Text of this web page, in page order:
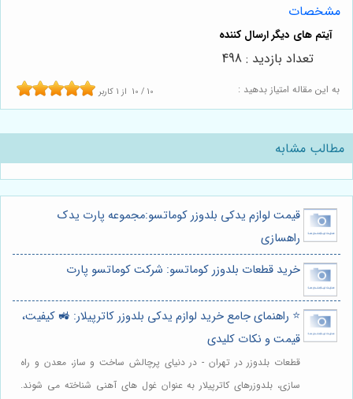
مشخصات
به این مقاله امتیاز بدهید : 10 / 10 از 1 کاربر
تعداد بازدید : 498
مطالب مشابه
قیمت لوازم یدکی بلدوزر کوماتسو:مجموعه پارت یدک
راهسازی
خرید قطعات بلدوزر کوماتسو: شرکت کوماتسو پارت
⭐️ راهنمای جامع خرید لوازم یدکی بلدوزر کاترپیلار: 🚜 کیفیت،
قیمت و نکات کلیدی
قطعات بلدوزر در تهران - در دنیای پرچالش ساخت و ساز، معدن و راه
سازی، بلدوزرهای کاترپیلار به عنوان غول های آهنی شناخته می شوند.